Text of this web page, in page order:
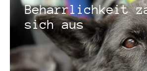
Beharrlichkeit
sich aus